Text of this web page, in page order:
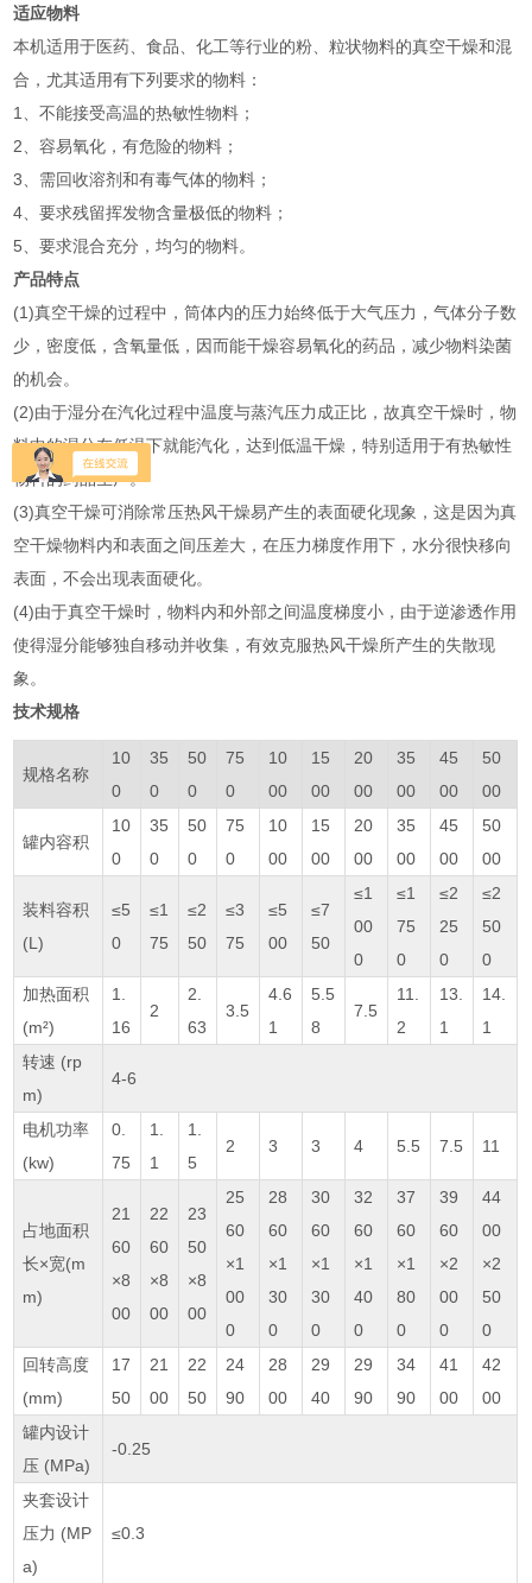
适应物料
本机适用于医药、食品、化工等行业的粉、粒状物料的真空干燥和混
合，尤其适用有下列要求的物料：
1、不能接受高温的热敏性物料；
2、容易氧化，有危险的物料；
3、需回收溶剂和有毒气体的物料；
4、要求残留挥发物含量极低的物料；
5、要求混合充分，均匀的物料。
产品特点
(1)真空干燥的过程中，筒体内的压力始终低于大气压力，气体分子数
少，密度低，含氧量低，因而能干燥容易氧化的药品，减少物料染菌
的机会。
(2)由于湿分在汽化过程中温度与蒸汽压力成正比，故真空干燥时，物
料中的湿分在低温下就能汽化，达到低温干燥，特别适用于有热敏性
物料的药品生产。
(3)真空干燥可消除常压热风干燥易产生的表面硬化现象，这是因为真
空干燥物料内和表面之间压差大，在压力梯度作用下，水分很快移向
表面，不会出现表面硬化。
(4)由于真空干燥时，物料内和外部之间温度梯度小，由于逆渗透作用
使得湿分能够独自移动并收集，有效克服热风干燥所产生的失散现
象。
技术规格
规格名称
10
0
35
0
50
0
75
0
10
00
15
00
20
00
35
00
45
00
50
00
罐内容积
10
0
35
0
50
0
75
0
10
00
15
00
20
00
35
00
45
00
50
00
装料容积
(L)
≤5
0
≤1
75
≤2
50
≤3
75
≤5
00
≤7
50
≤1
00
0
≤1
75
0
≤2
25
0
≤2
50
0
加热面积
(m²)
1.
16
2
2.
63
3.5
4.6
1
5.5
8
7.5
11.
2
13.
1
14.
1
转速 (rp
m)
4-6
电机功率
(kw)
0.
75
1.
1
1.
5
2 3 3 4 5.5 7.5 11
占地面积
长×宽(m
m)
21
60
×8
00
22
60
×8
00
23
50
×8
00
25
60
×1
00
0
28
60
×1
30
0
30
60
×1
30
0
32
60
×1
40
0
37
60
×1
80
0
39
60
×2
00
0
44
00
×2
50
0
回转高度
(mm)
17
50
21
00
22
50
24
90
28
00
29
40
29
90
34
90
41
00
42
00
罐内设计
压 (MPa)
-0.25
夹套设计
压力 (MP
a)
≤0.3